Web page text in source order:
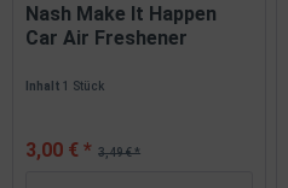
Nash Make It Happen
Car Air Freshener
Inhalt1 Stück
3,49 € *
3,00 € *